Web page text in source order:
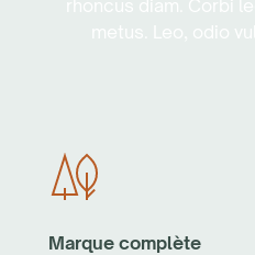
Marque complète